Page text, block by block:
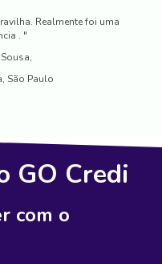
Realmente foi uma
. "
São Paulo
GO Credi
com o